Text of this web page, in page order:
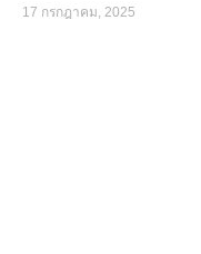
17 กรกฎาคม, 2025